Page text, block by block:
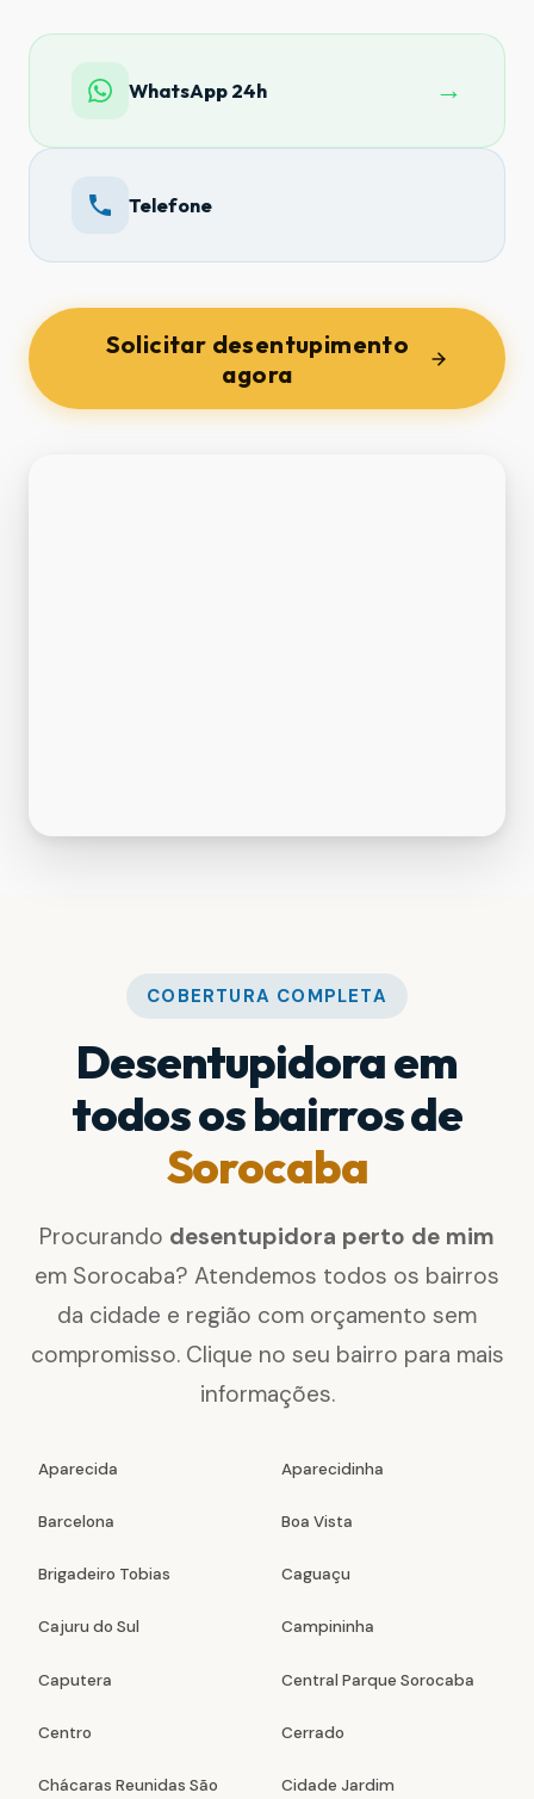
WhatsApp 24h →
Telefone
Solicitar desentupimento
agora
COBERTURA COMPLETA
Desentupidora em
todos os bairros de
Sorocaba
Procurando desentupidora perto de mim
em Sorocaba? Atendemos todos os bairros
da cidade e região com orçamento sem
compromisso. Clique no seu bairro para mais
informações.
Aparecida Aparecidinha
Barcelona Boa Vista
Brigadeiro Tobias Caguaçu
Cajuru do Sul Campininha
Caputera Central Parque Sorocaba
Centro Cerrado
Chácaras Reunidas São Cidade Jardim